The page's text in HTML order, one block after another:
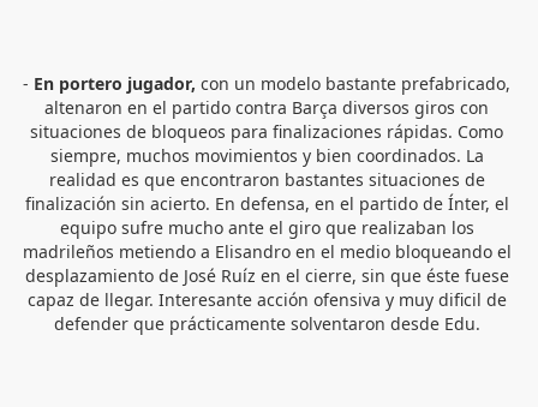
- En portero jugador, con un modelo bastante prefabricado,
altenaron en el partido contra Barça diversos giros con
situaciones de bloqueos para finalizaciones rápidas. Como
siempre, muchos movimientos y bien coordinados. La
realidad es que encontraron bastantes situaciones de
finalización sin acierto. En defensa, en el partido de Ínter, el
equipo sufre mucho ante el giro que realizaban los
madrileños metiendo a Elisandro en el medio bloqueando el
desplazamiento de José Ruíz en el cierre, sin que éste fuese
capaz de llegar. Interesante acción ofensiva y muy dificil de
defender que prácticamente solventaron desde Edu.